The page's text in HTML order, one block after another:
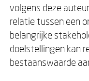
volgens deze
relatie tussen een
belangrijke
doelstellingen kan
bestaanswaarde